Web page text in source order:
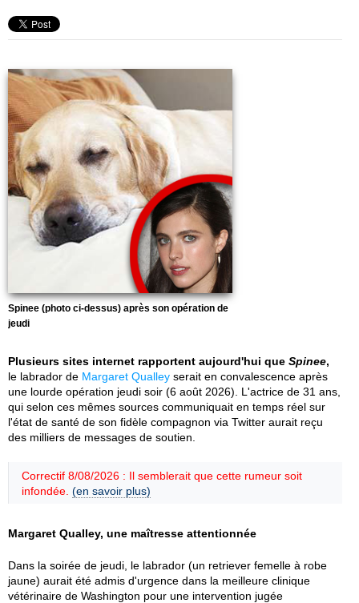
Spinee (photo ci-dessus) après son opération de
jeudi
Plusieurs sites internet rapportent aujourd'hui que Spinee,
le labrador de Margaret Qualley serait en convalescence après
une lourde opération jeudi soir (6 août 2026). L'actrice de 31 ans,
qui selon ces mêmes sources communiquait en temps réel sur
l'état de santé de son fidèle compagnon via Twitter aurait reçu
des milliers de messages de soutien.
Correctif 8/08/2026 : Il semblerait que cette rumeur soit
infondée. (en savoir plus)
Margaret Qualley, une maîtresse attentionnée
Dans la soirée de jeudi, le labrador (un retriever femelle à robe
jaune) aurait été admis d'urgence dans la meilleure clinique
vétérinaire de Washington pour une intervention jugée